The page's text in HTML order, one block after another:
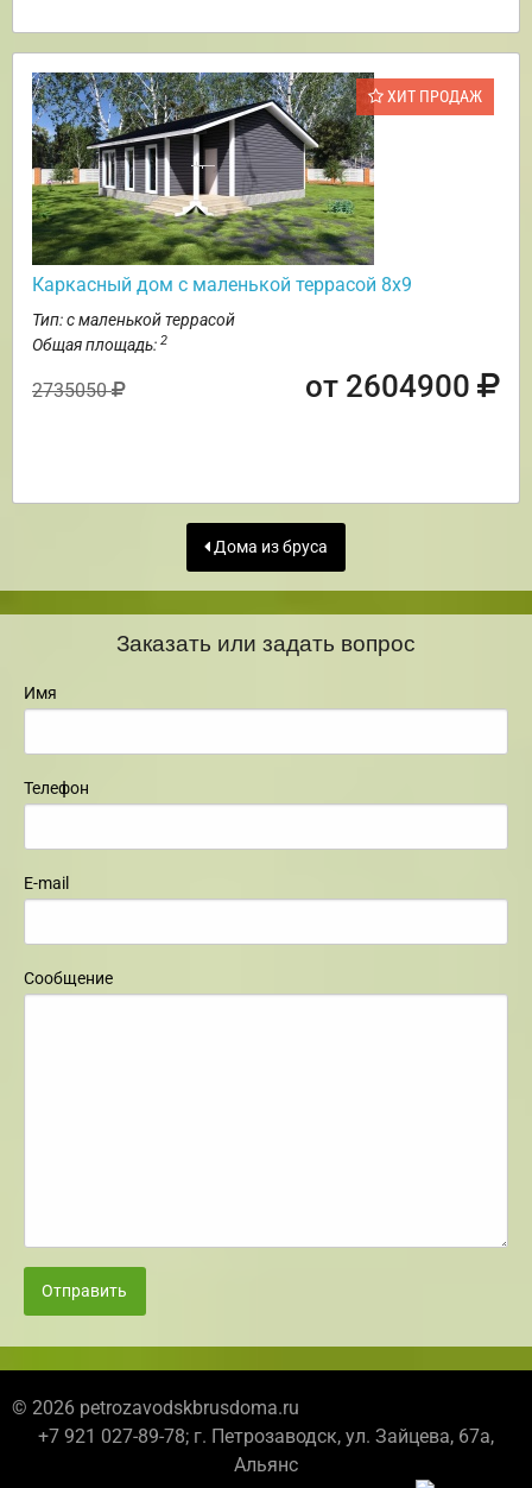
ХИТ ПРОДАЖ
Каркасный дом с маленькой террасой 8х9
Тип: с маленькой террасой
Общая площадь: 2
2735050 от 2604900
Дома из бруса
Заказать или задать вопрос
Имя
Телефон
E-mail
Сообщение
Отправить
© 2026 petrozavodskbrusdoma.ru
+7 921 027-89-78; г. Петрозаводск, ул. Зайцева, 67а,
Альянс